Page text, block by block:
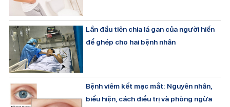
Lần đầu tiên chia lá gan của người hiến
để ghép cho hai bệnh nhân
Bệnh viêm kết mạc mắt: Nguyên nhân,
biểu hiện, cách điều trị và phòng ngừa